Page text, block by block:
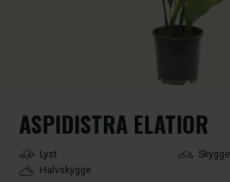
ASPIDISTRA ELATIOR
LightType
Lyst
Skygge
Halvskygge